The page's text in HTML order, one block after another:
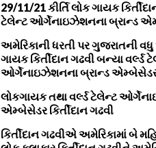
29/11/21 કીર્તિ લોક ગાયક
ટેલેન્ટ ઓર્ગેનાઇઝેશનના બ્રાન્ડ
અમેરિકાની ધરતી પર ગુજરાતની વધુ
ગાયક કિર્તીદાન ગઢવી બન્યા વર્લ્ડ
ઓર્ગેનાઇઝેશનના બ્રાન્ડ
લોકગાયક તથા વર્લ્ડ ટેલેન્ટ
એમ્બેસેડર કિર્તીદાન ગઢવી
કિર્તીદાન ગઢવીએ અમેરિકામાં બે